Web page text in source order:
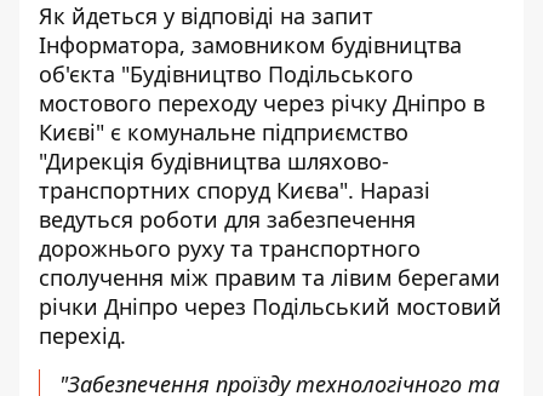
Як йдеться у відповіді на запит
Інформатора, замовником будівництва
об'єкта "Будівництво Подільського
мостового переходу через річку Дніпро в
Києві" є комунальне підприємство
"Дирекція будівництва шляхово-
транспортних споруд Києва". Наразі
ведуться роботи для забезпечення
дорожнього руху та транспортного
сполучення між правим та лівим берегами
річки Дніпро через Подільський мостовий
перехід.
"Забезпечення проїзду технологічного та